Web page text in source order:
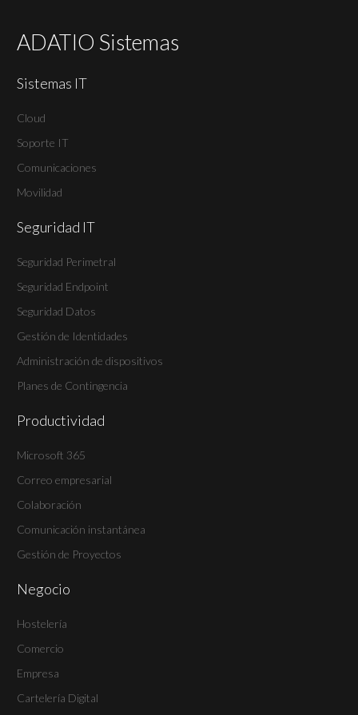
ADATIO Sistemas
Sistemas IT
Cloud
Soporte IT
Comunicaciones
Movilidad
Seguridad IT
Seguridad Perimetral
Seguridad Endpoint
Seguridad Datos
Gestión de Identidades
Administración de dispositivos
Planes de Contingencia
Productividad
Microsoft 365
Correo empresarial
Colaboración
Comunicación instantánea
Gestión de Proyectos
Negocio
Hostelería
Comercio
Empresa
Cartelería Digital